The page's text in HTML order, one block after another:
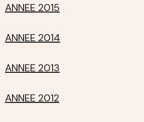
ANNEE 2015
ANNEE 2014
ANNEE 2013
ANNEE 2012